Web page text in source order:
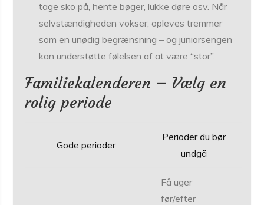
tage sko på, hente bøger, lukke døre osv. Når
selvstændigheden vokser, opleves tremmer
som en unødig begrænsning – og juniorsengen
kan understøtte følelsen af at være “stor”.
Familiekalenderen – Vælg en
rolig periode
Gode perioder
Perioder du bør
undgå
Få uger
før/efter